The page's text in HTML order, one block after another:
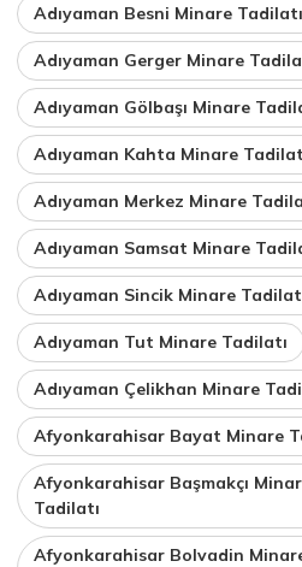
Adıyaman Besni Minare Tadilatı
Adıyaman Gerger Minare
Adıyaman Gölbaşı Minare
Adıyaman Kahta Minare
Adıyaman Merkez Minare
Adıyaman Samsat Minare
Adıyaman Sincik Minare
Adıyaman Tut Minare Tadilatı
Adıyaman Çelikhan Minare
Afyonkarahisar Bayat Minare
Afyonkarahisar Başmakçı
Tadilatı
Afyonkarahisar Bolvadin